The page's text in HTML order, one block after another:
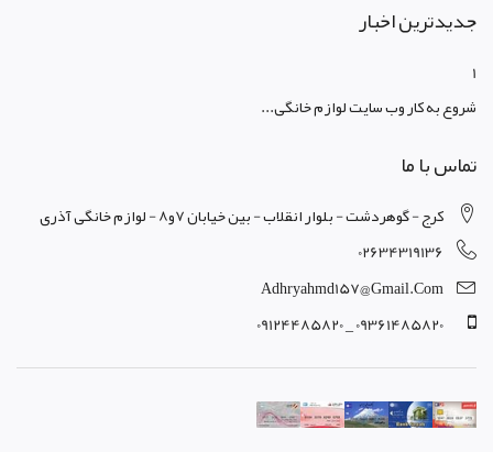
جدیدترین اخبار
1
شروع به کار وب سایت لوازم خانگی...
تماس با ما
کرج - گوهردشت - بلوار انقلاب - بین خیابان 7و8 - لوازم خانگی آذری
02634319136
Adhryahmd157@gmail.com
09361485820 _ 09124485820